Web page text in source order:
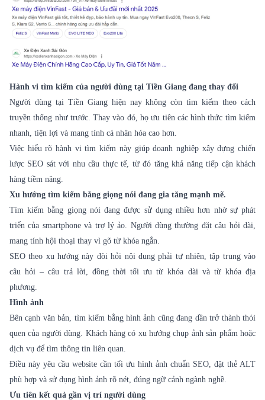
Hành vi tìm kiếm của người dùng tại Tiền Giang đang thay đổi
Người dùng tại Tiền Giang hiện nay không còn tìm kiếm theo cách
truyền thống như trước. Thay vào đó, họ ưu tiên các hình thức tìm kiếm
nhanh, tiện lợi và mang tính cá nhân hóa cao hơn.
Việc hiểu rõ hành vi tìm kiếm này giúp doanh nghiệp xây dựng chiến
lược SEO sát với nhu cầu thực tế, từ đó tăng khả năng tiếp cận khách
hàng tiềm năng.
Xu hướng tìm kiếm bằng giọng nói đang gia tăng mạnh mẽ.
Tìm kiếm bằng giọng nói đang được sử dụng nhiều hơn nhờ sự phát
triển của smartphone và trợ lý ảo. Người dùng thường đặt câu hỏi dài,
mang tính hội thoại thay vì gõ từ khóa ngắn.
SEO theo xu hướng này đòi hỏi nội dung phải tự nhiên, tập trung vào
câu hỏi – câu trả lời, đồng thời tối ưu từ khóa dài và từ khóa địa
phương.
Hình ảnh
Bên cạnh văn bản, tìm kiếm bằng hình ảnh cũng đang dần trở thành thói
quen của người dùng. Khách hàng có xu hướng chụp ảnh sản phẩm hoặc
dịch vụ để tìm thông tin liên quan.
Điều này yêu cầu website cần tối ưu hình ảnh chuẩn SEO, đặt thẻ ALT
phù hợp và sử dụng hình ảnh rõ nét, đúng ngữ cảnh ngành nghề.
Ưu tiên kết quả gần vị trí người dùng